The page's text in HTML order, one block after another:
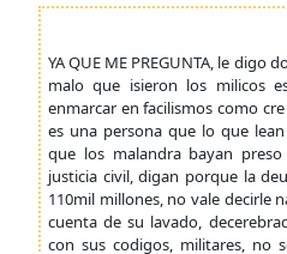
YA QUE ME PREGUNTA, le digo
malo que isieron los milicos
enmarcar en facilismos como
es una persona que lo que
que los malandra bayan
justicia civil, digan porque la
110mil millones, no vale decirle
cuenta de su lavado,
con sus codigos, militares, no